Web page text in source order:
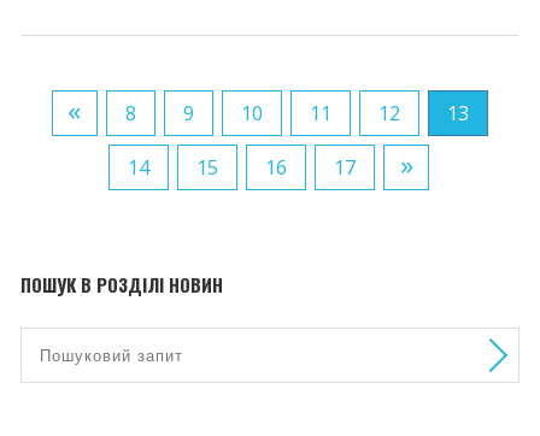
« 8 9 10 11 12 13
14 15 16 17 »
ПОШУК В РОЗДІЛІ НОВИН